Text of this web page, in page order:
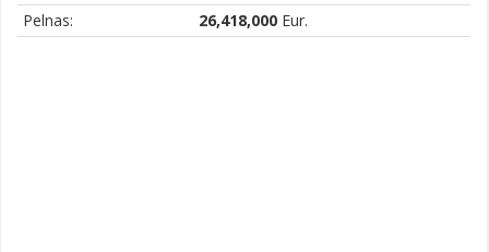
Pelnas:
26,418,000 Eur.